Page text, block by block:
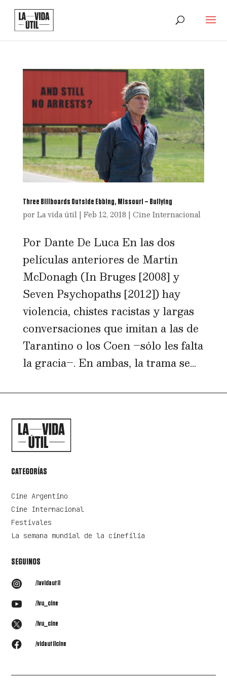
Three Billboards Outside Ebbing, Missouri – Bullying
por La vida útil| Feb 12, 2018 | Cine Internacional
Por Dante De Luca En las dos
películas anteriores de Martin
McDonagh (In Bruges [2008] y
Seven Psychopaths [2012]) hay
violencia, chistes racistas y largas
conversaciones que imitan a las de
Tarantino o los Coen –sólo les falta
la gracia–. En ambas, la trama se...
CATEGORÍAS
Cine Argentino
Cine Internacional
Festivales
La semana mundial de la cinefilia
SEGUINOS
 /lavidautil
 /lvu_cine
 /lvu_cine
 /vidautilcine